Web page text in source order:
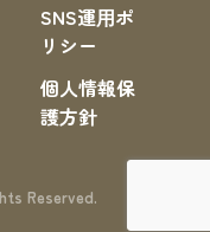
SNS運⽤ポ
リシー
個人情報保
護方針
Reserved.